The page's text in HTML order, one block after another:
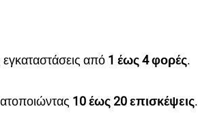
από 1 έως 4 φορές.
10 έως 20 επισκέψεις.